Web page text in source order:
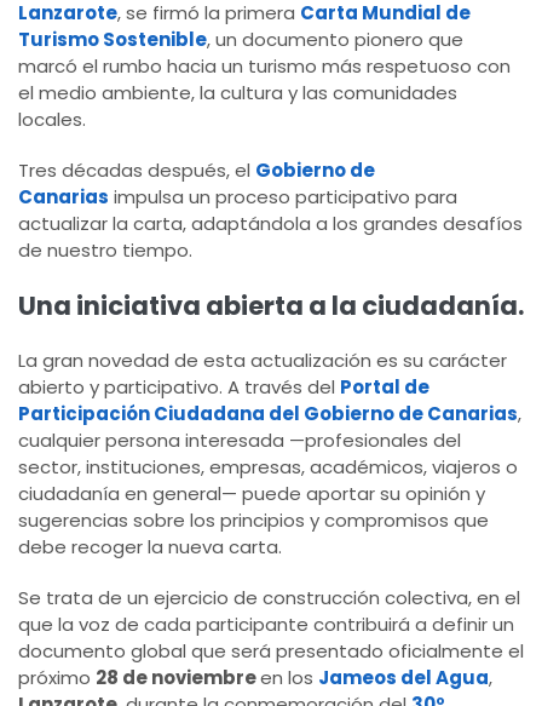
Lanzarote, se firmó la primera Carta Mundial de
Turismo Sostenible, un documento pionero que
marcó el rumbo hacia un turismo más respetuoso con
el medio ambiente, la cultura y las comunidades
locales.
Tres décadas después, el Gobierno de
Canarias impulsa un proceso participativo para
actualizar la carta, adaptándola a los grandes desafíos
de nuestro tiempo.
Una iniciativa abierta a la ciudadanía.
La gran novedad de esta actualización es su carácter
abierto y participativo. A través del Portal de
Participación Ciudadana del Gobierno de Canarias,
cualquier persona interesada —profesionales del
sector, instituciones, empresas, académicos, viajeros o
ciudadanía en general— puede aportar su opinión y
sugerencias sobre los principios y compromisos que
debe recoger la nueva carta.
Se trata de un ejercicio de construcción colectiva, en el
que la voz de cada participante contribuirá a definir un
documento global que será presentado oficialmente el
próximo 28 de noviembreen los Jameos del Agua,